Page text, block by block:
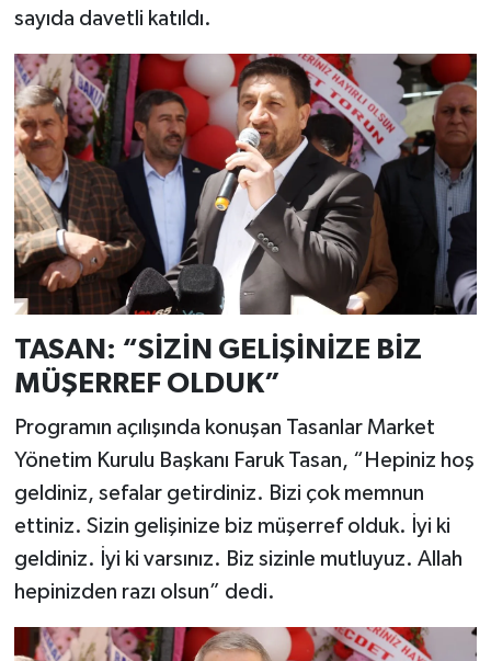
sayıda davetli katıldı.
TASAN: “SİZİN GELİŞİNİZE BİZ
MÜŞERREF OLDUK”
Programın açılışında konuşan Tasanlar Market
Yönetim Kurulu Başkanı Faruk Tasan, “Hepiniz hoş
geldiniz, sefalar getirdiniz. Bizi çok memnun
ettiniz. Sizin gelişinize biz müşerref olduk. İyi ki
geldiniz. İyi ki varsınız. Biz sizinle mutluyuz. Allah
hepinizden razı olsun” dedi.